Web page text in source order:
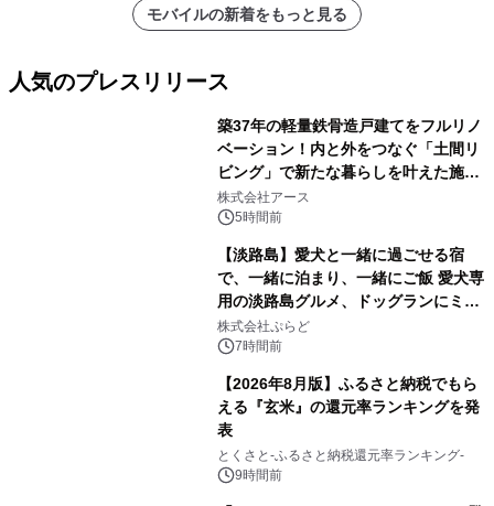
モバイルの新着をもっと見る
人気のプレスリリース
築37年の軽量鉄骨造戸建てをフルリノ
ベーション！内と外をつなぐ「土間リ
ビング」で新たな暮らしを叶えた施工
事例を株式会社アースが公開
株式会社アース
5時間前
【淡路島】愛犬と一緒に過ごせる宿
で、一緒に泊まり、一緒にご飯 愛犬専
用の淡路島グルメ、ドッグランにミニ
プール グランピングとトレーラーハウ
スの2施設で
株式会社ぷらど
7時間前
【2026年8月版】ふるさと納税でもら
える『玄米』の還元率ランキングを発
表
とくさと-ふるさと納税還元率ランキング-
9時間前